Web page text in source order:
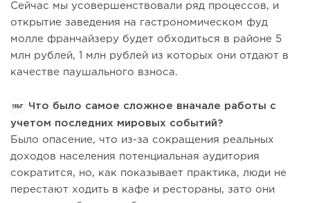
Сейчас мы усовершенствовали ряд процессов, и
открытие заведения на гастрономическом фуд
молле франчайзеру будет обходиться в районе 5
млн рублей, 1 млн рублей из которых они отдают в
качестве паушального взноса.
Что было самое сложное вначале работы с
учетом последних мировых событий?
Было опасение, что из-за сокращения реальных
доходов населения потенциальная аудитория
сократится, но, как показывает практика, люди не
перестают ходить в кафе и рестораны, зато они